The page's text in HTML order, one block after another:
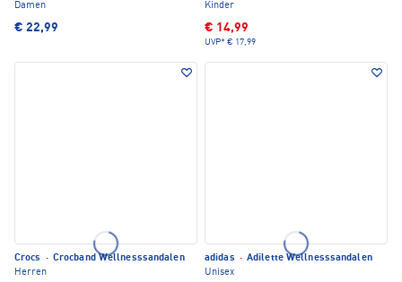
Damen
€ 22,99
Kinder
€ 14,99
UVP* € 17,99
Crocs · Crocband Wellnesssandalen
Herren
adidas · Adilette Wellnesssandalen
Unisex